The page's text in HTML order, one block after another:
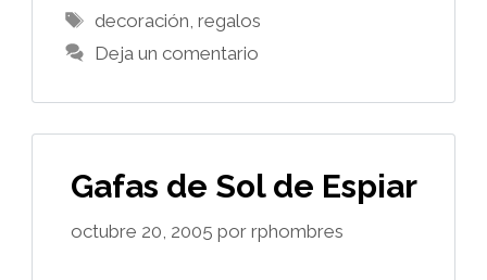
Etiquetas
decoración ,regalos
Deja un comentario
Gafas de Sol de Espiar
octubre 20, 2005 por rphombres